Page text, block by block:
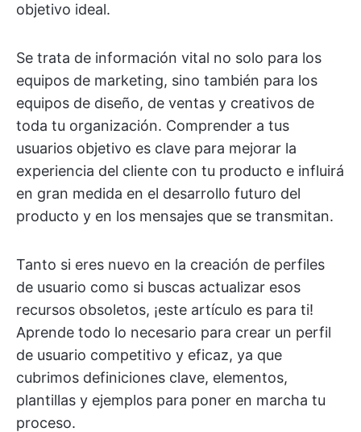
objetivo ideal.
Se trata de información vital no solo para los
equipos de marketing, sino también para los
equipos de diseño, de ventas y creativos de
toda tu organización. Comprender a tus
usuarios objetivo es clave para mejorar la
experiencia del cliente con tu producto e influirá
en gran medida en el desarrollo futuro del
producto y en los mensajes que se transmitan.
Tanto si eres nuevo en la creación de perfiles
de usuario como si buscas actualizar esos
recursos obsoletos, ¡este artículo es para ti!
Aprende todo lo necesario para crear un perfil
de usuario competitivo y eficaz, ya que
cubrimos definiciones clave, elementos,
plantillas y ejemplos para poner en marcha tu
proceso.